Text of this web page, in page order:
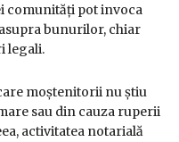
comunități pot invoca
bunurilor, chiar
legali.
moștenitorii nu știu
sau din cauza ruperii
activitatea notarială